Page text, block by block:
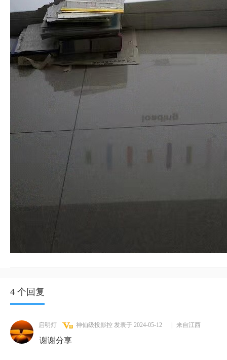
4 个回复
启明灯 神仙级投影控 发表于 2024-05-12 来自江西
谢谢分享